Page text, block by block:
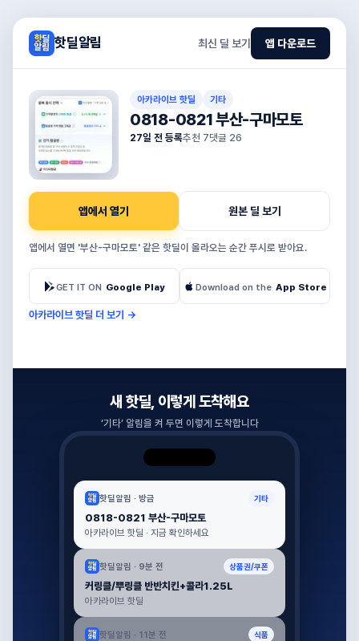
핫딜알림 최신 딜 보기 앱 다운로드
아카라이브 핫딜 기타
0818-0821 부산-구마모토
27일 전 등록추천 7댓글 26
앱에서 열기 원본 딜 보기
앱에서 열면 '부산-구마모토' 같은 핫딜이 올라오는 순간 푸시로 받아요.
GET IT ON Google Play Download on the App Store
아카라이브 핫딜 더 보기 →
새 핫딜, 이렇게 도착해요
‘기타’ 알림을 켜 두면 이렇게 도착합니다
핫딜알림 · 방금 기타
0818-0821 부산-구마모토
아카라이브 핫딜 · 지금 확인하세요
핫딜알림 · 9분 전 상품권/쿠폰
커링클/뿌링클 반반치킨+콜라1.25L
아카라이브 핫딜
핫딜알림 · 11분 전 식품